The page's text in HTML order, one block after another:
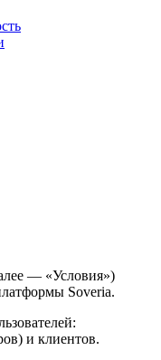
— «Условия»)
Soveria.
и клиентов.